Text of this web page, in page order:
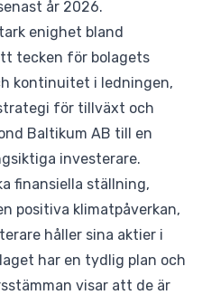
år 2026.
enighet bland
tecken för bolagets
kontinuitet i ledningen,
för tillväxt och
Baltikum AB till en
investerare.
finansiella ställning,
positiva klimatpåverkan,
håller sina aktier i
har en tydlig plan och
visar att de är